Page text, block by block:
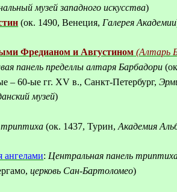
музей западного искусства)
(ок. 1490, Венеция, Галерея Академии
Фредианом и Августином (Алтарь
панель пределлы алтаря Барбадори
– 60-ые гг. XVв., Санкт-Петербург,
музей)
триптиха (ок. 1437, Турин,Академия
ангелами: Центральная панель
церковь Сан-Бартоломео)